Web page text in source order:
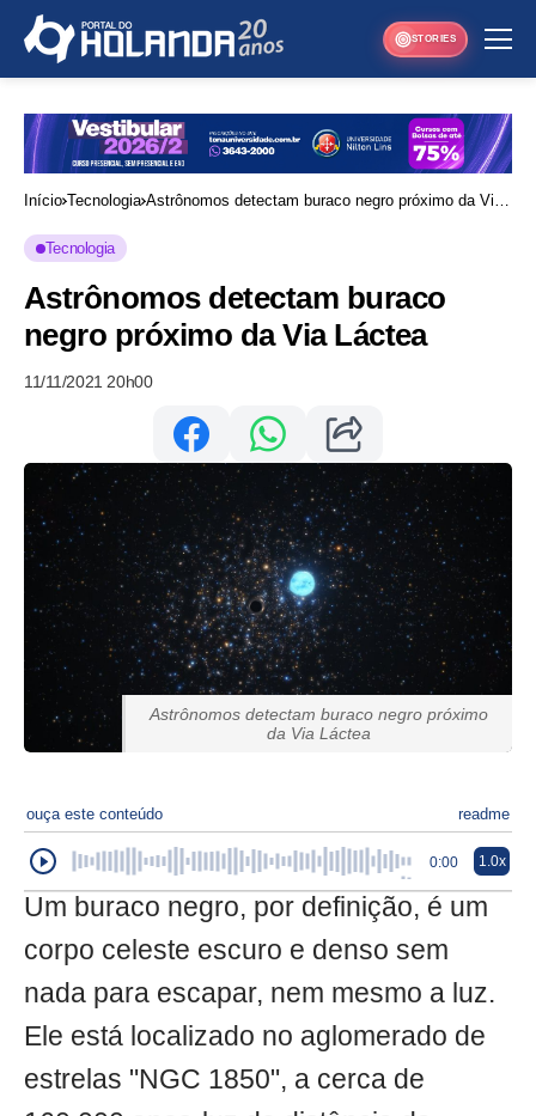
STORIES
Início Tecnologia Astrônomos detectam buraco negro próximo da Via
Tecnologia
Astrônomos detectam buraco
negro próximo da Via Láctea
11/11/2021 20h00
Astrônomos detectam buraco negro próximo
da Via Láctea
ouça este conteúdo readme
0:00 1.0x
Um buraco negro, por definição, é um
corpo celeste escuro e denso sem
nada para escapar, nem mesmo a luz.
Ele está localizado no aglomerado de
estrelas "NGC 1850", a cerca de